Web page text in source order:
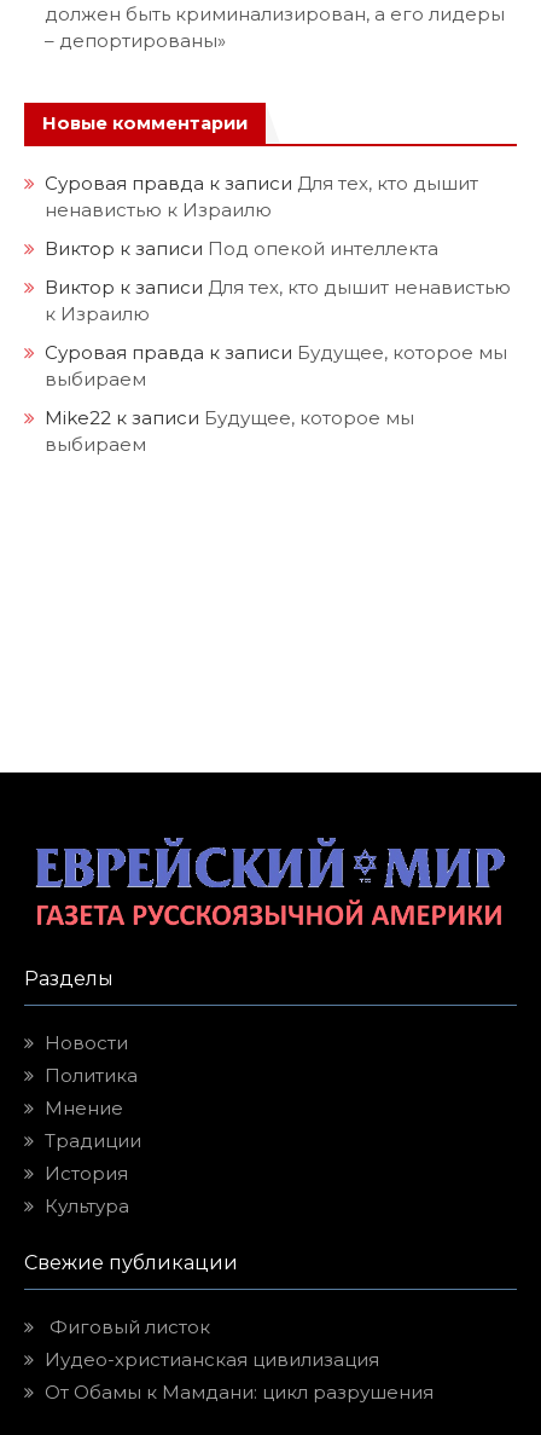
должен быть криминализирован, а его лидеры
– депортированы»
Новые комментарии
Суровая правда к записи Для тех, кто дышит
ненавистью к Израилю
Виктор к записи Под опекой интеллекта
Виктор к записи Для тех, кто дышит ненавистью
к Израилю
Суровая правда к записи Будущее, которое мы
выбираем
Mike22 к записи Будущее, которое мы
выбираем
Разделы
Новости
Политика
Мнение
Традиции
История
Культура
Свежие публикации
Фиговый листок
Иудео-христианская цивилизация
От Обамы к Мамдани: цикл разрушения